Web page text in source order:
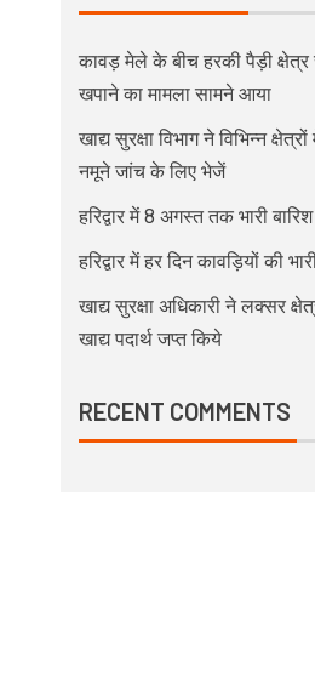
कावड़ मेले के बीच हरकी पैड़ी
खपाने का मामला सामने आया
खाद्य सुरक्षा विभाग ने विभिन्न
नमूने जांच के लिए भेजें
हरिद्वार में 8 अगस्त तक भारी
हरिद्वार में हर दिन कावड़ियों की
खाद्य सुरक्षा अधिकारी ने लक्सर
खाद्य पदार्थ जप्त किये
RECENT COMMENTS